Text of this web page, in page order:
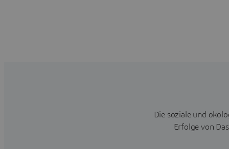
Die soziale und
Erfolge von